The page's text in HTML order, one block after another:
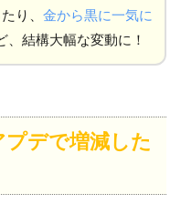
り、 金から黒に一気に
、結構大幅な変動に！
デで増減した